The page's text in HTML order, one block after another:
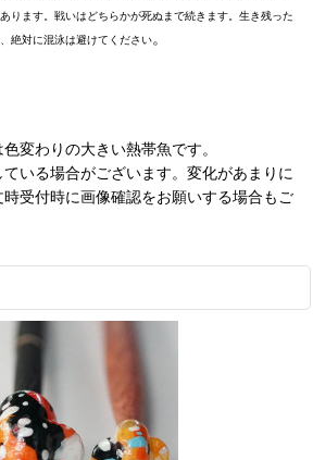
ります。戦いはどちらかが死ぬまで続きます。生き残った
絶対に混泳は避けてください。
変わりの大きい熱帯魚です。
いる場合がございます。変化があまりに
受付時に画像確認をお願いする場合もご